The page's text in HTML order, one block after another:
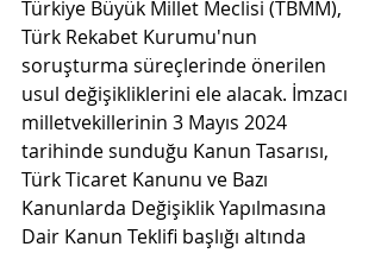
Türkiye Büyük Millet Meclisi (TBMM),
Türk Rekabet Kurumu'nun
soruşturma süreçlerinde önerilen
usul değişikliklerini ele alacak. İmzacı
milletvekillerinin 3 Mayıs 2024
tarihinde sunduğu Kanun Tasarısı,
Türk Ticaret Kanunu ve Bazı
Kanunlarda Değişiklik Yapılmasına
Dair Kanun Teklifi başlığı altında